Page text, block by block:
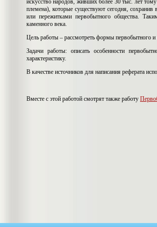
искусство народов, живших более 30 тыс. лет
племена), которые существуют сегодня,
или пережитками первобытного общества.
каменного века.
Цель работы – рассмотреть формы первобытного и
Задачи работы: описать особенности
характеристику.
В качестве источников для написания реферата
Вместе с этой работой смотрят также работу